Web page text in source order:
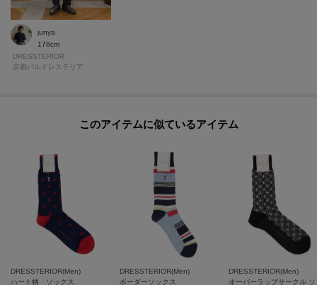
junya
178cm
DRESSTERIOR
京都バルドレステリア
このアイテムに似ているアイテム
DRESSTERIOR(Men)
ハート柄 ソックス
DRESSTERIOR(Men)
ボーダーソックス
DRESSTERIOR(Men)